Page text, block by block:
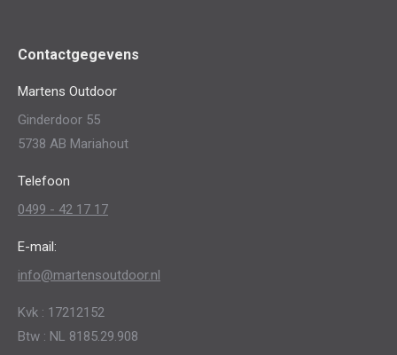
Contactgegevens
Martens Outdoor
Ginderdoor 55
5738 AB Mariahout
Telefoon
0499 - 42 17 17
E-mail:
info@martensoutdoor.nl
Kvk : 17212152
Btw : NL 8185.29.908